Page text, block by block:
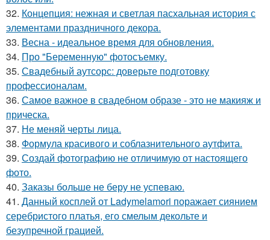
32. Концепция: нежная и светлая пасхальная история с
элементами праздничного декора.
33. Весна - идеальное время для обновления.
34. Про "Беременную" фотосъемку.
35. Свадебный аутсорс: доверьте подготовку
профессионалам.
36. Самое важное в свадебном образе - это не макияж и
прическа.
37. Не меняй черты лица.
38. Формула красивого и соблазнительного аутфита.
39. Создай фотографию не отличимую от настоящего
фото.
40. Заказы больше не беру не успеваю.
41. Данный косплей от Ladymelamori поражает сиянием
серебристого платья, его смелым декольте и
безупречной грацией.